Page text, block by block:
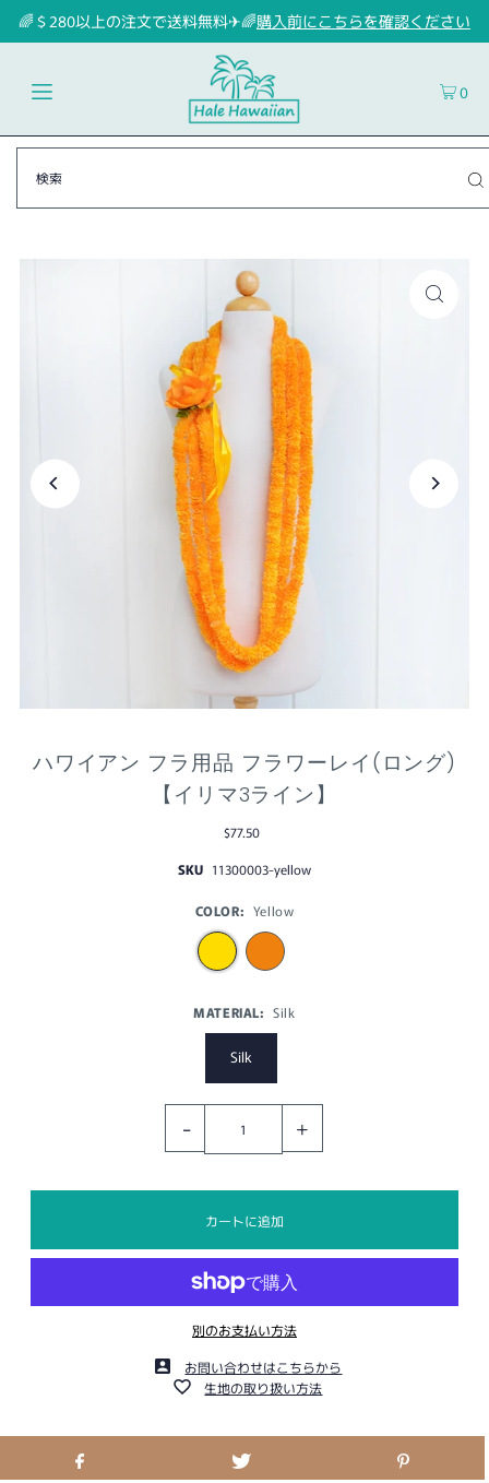
🌈＄280以上の注文で送料無料✈🌈購入前にこちらを確認ください
0
ハワイアン フラ用品 フラワーレイ(ロング)
【イリマ3ライン】
$77.50
SKU 11300003-yellow
COLOR: Yellow
MATERIAL: Silk
Silk
- +
別のお支払い方法
お問い合わせはこちらから
生地の取り扱い方法